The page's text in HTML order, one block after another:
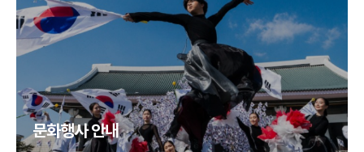
문화행사 안내